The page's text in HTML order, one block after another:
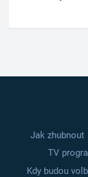
Jak zhubnout
TV
Kdy budou